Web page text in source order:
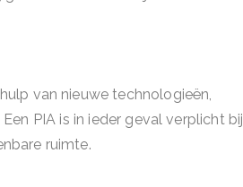
van nieuwe technologieën,
PIA is in ieder geval verplicht bij
ruimte.